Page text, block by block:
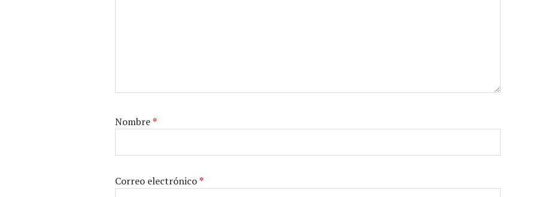
Nombre*
Correo electrónico*